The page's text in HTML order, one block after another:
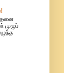
முழுப்